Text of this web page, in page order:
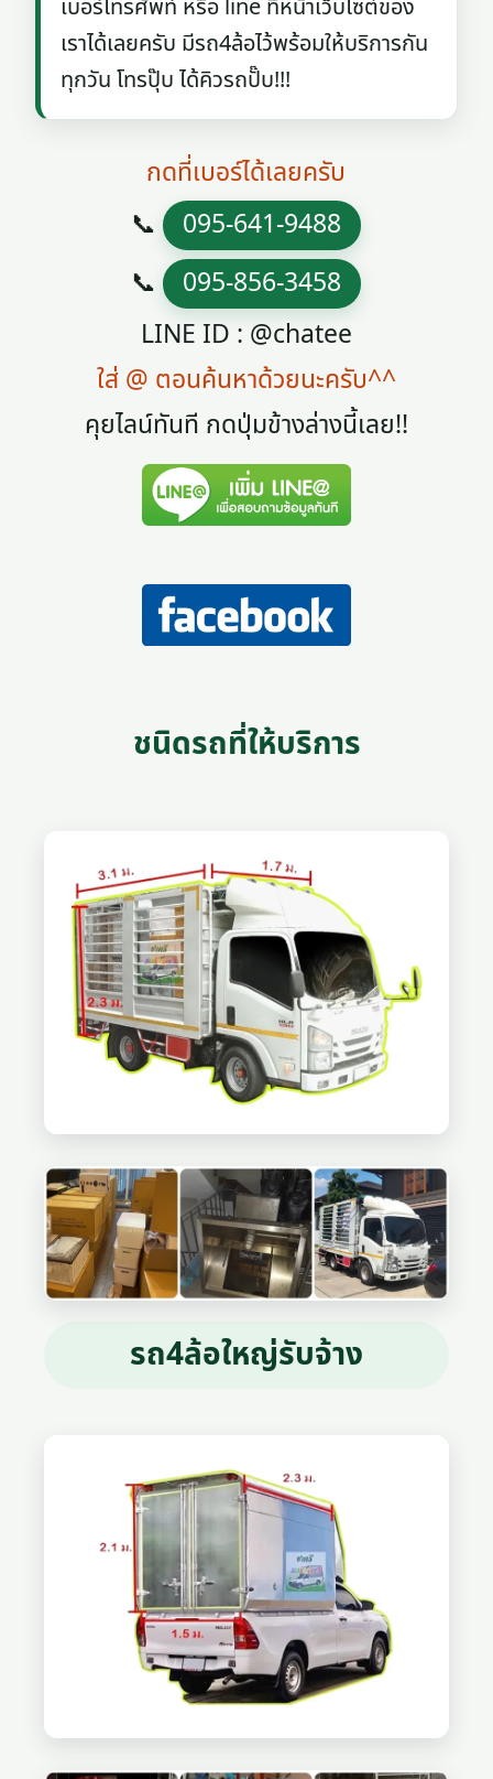
เบอร์โทรศัพท์ หรือ line ที่หน้าเว็บไซต์ของ
เราได้เลยครับ มีรถ4ล้อไว้พร้อมให้บริการกัน
ทุกวัน โทรปุ๊บ ได้คิวรถปั๊บ!!!
กดที่เบอร์ได้เลยครับ
📞 095-641-9488
📞 095-856-3458
LINE ID : @chatee
ใส่ @ ตอนค้นหาด้วยนะครับ^^
คุยไลน์ทันที กดปุ่มข้างล่างนี้เลย!!
ชนิดรถที่ให้บริการ
รถ4ล้อใหญ่รับจ้าง